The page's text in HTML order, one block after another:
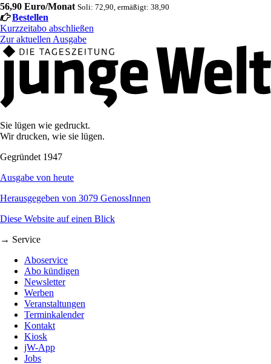
56,90 Euro/Monat Soli: 72,90, ermäßigt: 38,90
Bestellen
Kurzzeitabo abschließen
Zur aktuellen Ausgabe
Sie lügen wie gedruckt.
Wir drucken, wie sie lügen.
Gegründet 1947
Ausgabe von heute
Herausgegeben von 3079 GenossInnen
Diese Website auf einen Blick
→ Service
Aboservice
Abo kündigen
Newsletter
Werben
Veranstaltungen
Terminkalender
Kontakt
Kiosk
jW-App
Jobs